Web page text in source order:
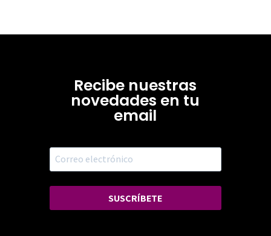
Recibe nuestras
novedades en tu
email
SUSCRÍBETE